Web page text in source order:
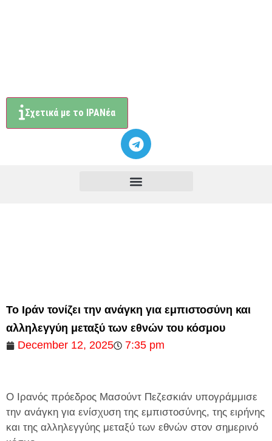
Σχετικά με το ΙΡΑΝέα
Το Ιράν τονίζει την ανάγκη για εμπιστοσύνη και
αλληλεγγύη μεταξύ των εθνών του κόσμου
December 12, 2025
7:35 pm
Ο Ιρανός πρόεδρος Μασούντ Πεζεσκιάν υπογράμμισε
την ανάγκη για ενίσχυση της εμπιστοσύνης, της ειρήνης
και της αλληλεγγύης μεταξύ των εθνών στον σημερινό